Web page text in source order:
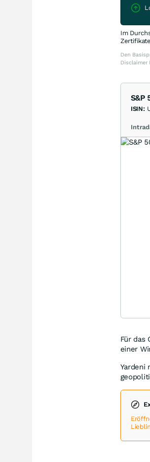
Im
Den
Disclaimer
S&P
ISIN:
Für das
einer
Yardeni